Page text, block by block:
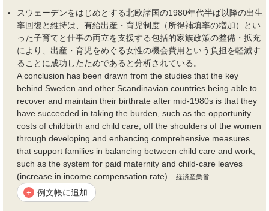
スウェーデンをはじめとする北欧諸国の1980年代半ば以降の出生
率回復と維持は、有給出産・育児制度（所得補填率の増加）とい
った子育てと仕事の両立を支援する包括的家族政策の整備・拡充
により、出産・育児をめぐる女性の機会費用 という負担を軽減す
ることに成功したためであると分析されている。
A conclusion has been drawn from the studies that the key
behind Sweden and other Scandinavian countries being able to
recover and maintain their birthrate after mid-1980s is that they
have succeeded in taking the burden, such as the opportunity
costs of childbirth and child care, off the shoulders of the women
through developing and enhancing comprehensive measures
that support families in balancing between child care and work,
such as the system for paid maternity and child-care leaves
(increase in income compensation rate).
- 経済産業省
+ 例文帳に追加